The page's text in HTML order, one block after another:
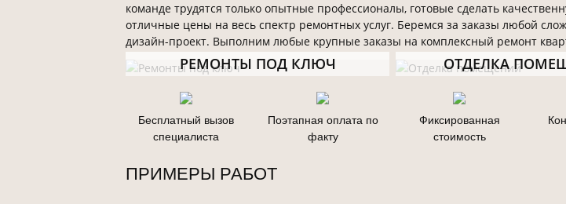
команде трудятся только опытные профессионалы, готовые сделать
отличные цены на весь спектр ремонтных услуг. Беремся за заказы любой
дизайн-проект. Выполним любые крупные заказы на комплексный ремонт
РЕМОНТЫ ПОД КЛЮЧ ОТДЕЛКА
Бесплатный вызов
специалиста
Поэтапная оплата по
факту
Фиксированная
стоимость
ПРИМЕРЫ РАБОТ